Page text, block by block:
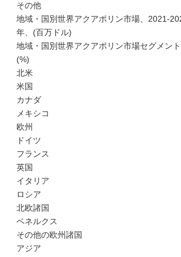
その他
地域・国別世界アクアポリン市場、2021-
年、(百万ドル)
地域・国別世界アクアポリン市場セグメン
(%)
北米
米国
カナダ
メキシコ
欧州
ドイツ
フランス
英国
イタリア
ロシア
北欧諸国
ベネルクス
その他の欧州諸国
アジア